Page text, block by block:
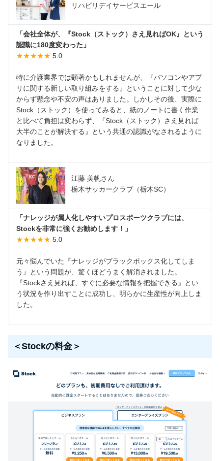
リハビリデイサービスエール
「会社全体が、『Stock（ストック）さえ見ればOK』という
認識に180度変わった」
★★★★★ 5.0
特に介護業界では顕著かもしれませんが、『パソコンやアプ
リに関する新しい取り組みをする』ということに対して少な
からず懸念や不安の声はありました。しかしその後、実際に
Stock（ストック）を使ってみると、紙のノートに書く作業
と比べて負担は変わらず、『Stock（ストック）さえ見れば
大半のことが解決する』という共通の認識がなされるように
なりました。
江藤 美帆さん
栃木サッカークラブ（栃木SC）
「ナレッジが属人化しやすいプロスポーツクラブには、
Stockを非常に強くお勧めします！」
★★★★★ 5.0
元々悩んでいた『ナレッジがブラックボックス化してしま
う』という問題が、驚くほどうまく解消されました。
『Stockさえ見れば、すぐに必要な情報を把握できる』とい
う状況を作り出すことに成功し、明らかに生産性が向上しま
した。
＜Stockの料金＞